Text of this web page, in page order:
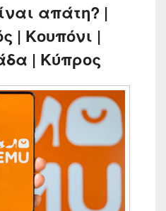
απάτη? |
| Κουπόνι |
| Κύπρος